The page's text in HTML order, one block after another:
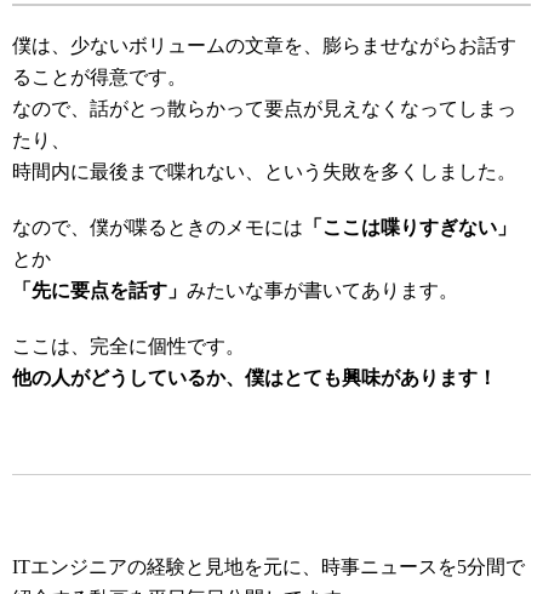
僕は、少ないボリュームの文章を、膨らませながらお話す
ることが得意です。
なので、話がとっ散らかって要点が見えなくなってしまっ
たり、
時間内に最後まで喋れない、という失敗を多くしました。
なので、僕が喋るときのメモには 「ここは喋りすぎない」
とか
「先に要点を話す」 みたいな事が書いてあります。
ここは、完全に個性です。
他の人がどうしているか、僕はとても興味があります！
ITエンジニアの経験と見地を元に、時事ニュースを5分間で